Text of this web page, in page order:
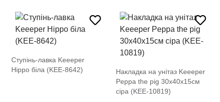
Ступінь-лавка Keeeper
Hippo біла (KEE-8642)
Накладка на унітаз Keeeper
Peppa the pig 30х40х15см
сіра (KEE-10819)